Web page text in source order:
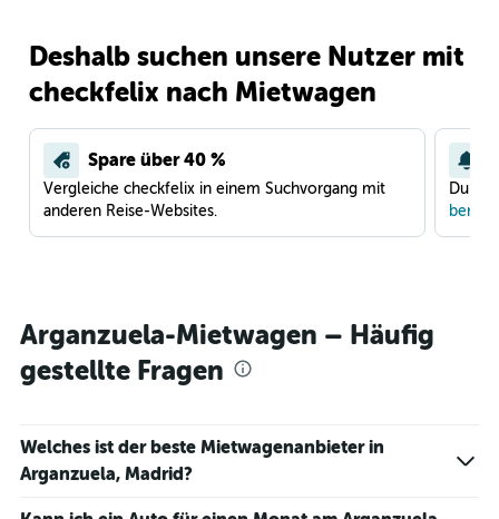
Deshalb suchen unsere Nutzer mit
checkfelix nach Mietwagen
Spare über 40 %
Vergleiche checkfelix in einem Suchvorgang mit
anderen Reise-Websites.
Du
Arganzuela-Mietwagen – Häufig
gestellte Fragen
Welches ist der beste Mietwagenanbieter in
Arganzuela, Madrid?